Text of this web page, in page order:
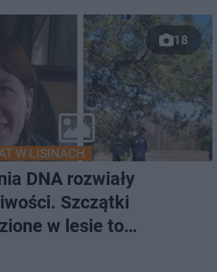
18
W LISINACH
DNA rozwiały
Szczątki
w lesie to